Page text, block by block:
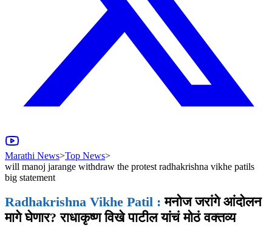
Marathi News>Top News>
will manoj jarange withdraw the protest radhakrishna vikhe patils
big statement
Radhakrishna Vikhe Patil : मनोज जरांगे आंदोलन
मागे घेणार? राधाकृष्ण विखे पाटील यांचं मोठं वक्तव्य